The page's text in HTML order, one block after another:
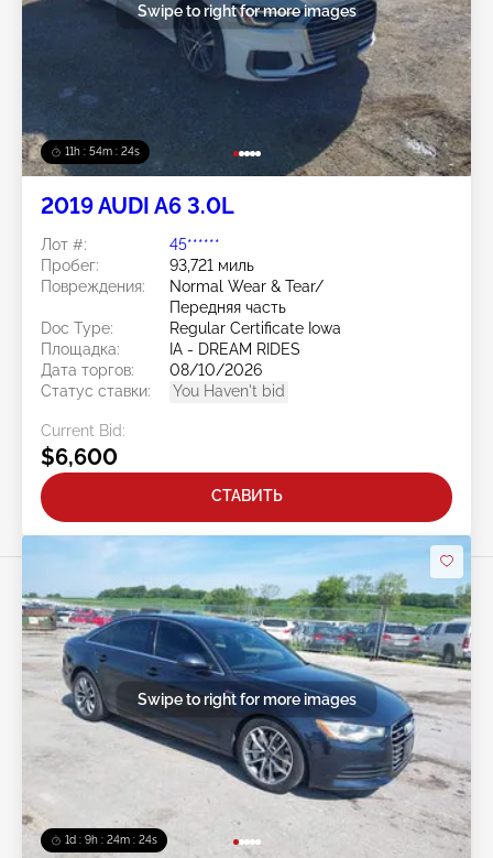
11h : 54m : 22s
Swipe to right for more images
2019 AUDI A6 3.0L
Лот #:
45******
Пробег:
93,721 миль
Повреждения:
Normal Wear & Tear/
Передняя часть
Doc Type:
Regular Certificate Iowa
Площадка:
IA - DREAM RIDES
Дата торгов:
08/10/2026
Статус ставки:
You Haven't bid
Current Bid:
$6,600
СТАВИТЬ
1d : 9h : 24m : 22s
Swipe to right for more images